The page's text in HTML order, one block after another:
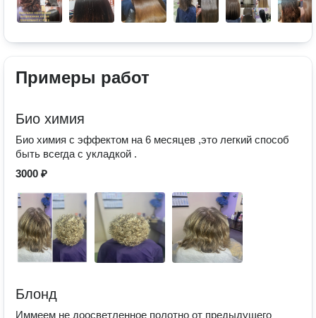
Примеры работ
Био химия
Био химия с эффектом на 6 месяцев ,это легкий способ
быть всегда с укладкой .
3000 ₽
Блонд
Иммеем не доосветленное полотно от предыдущего